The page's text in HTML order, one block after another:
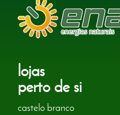
lojas
perto de si
castelo branco